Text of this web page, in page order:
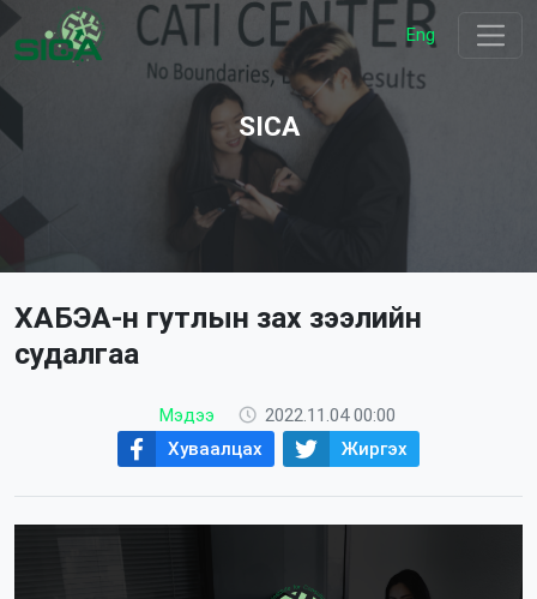
Eng
SICA
ХАБЭА-н гутлын зах зээлийн
судалгаа
Мэдээ
2022.11.04 00:00
Хуваалцах
Жиргэх